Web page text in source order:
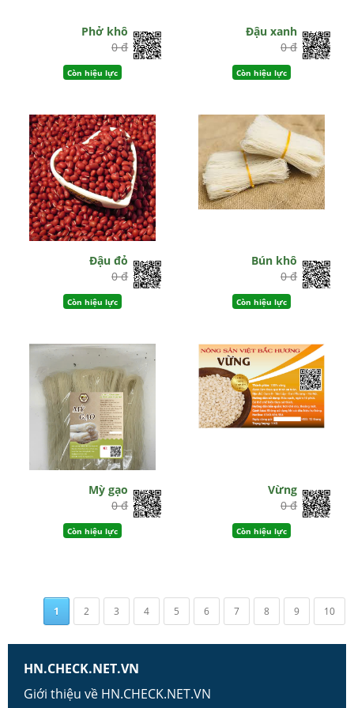
Phở khô
0 đ
Còn hiệu lực
Đậu xanh
0 đ
Còn hiệu lực
Đậu đỏ
0 đ
Còn hiệu lực
Bún khô
0 đ
Còn hiệu lực
Mỳ gạo
0 đ
Còn hiệu lực
Vừng
0 đ
Còn hiệu lực
1 2 3 4 5 6 7 8 9 10
HN.CHECK.NET.VN
Giới thiệu về HN.CHECK.NET.VN